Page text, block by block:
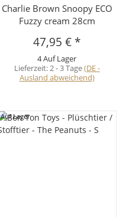
Charlie Brown Snoopy ECO
Fuzzy cream 28cm
47,95 € *
4 Auf Lager
Lieferzeit:2 - 3 Tage(DE -
Ausland abweichend)
Auf Lager